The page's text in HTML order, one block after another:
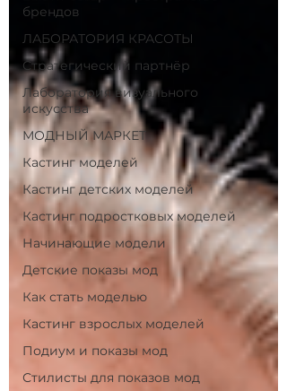
брендов
ЛАБОРАТОРИЯ КРАСОТЫ
Стратегический партнёр
Лаборатория визуального
искусства
МОДНЫЙ МАРКЕТ
Кастинг моделей
Кастинг детских моделей
Кастинг подростковых моделей
Начинающие модели
Детские показы мод
Как стать моделью
Кастинг взрослых моделей
Подиум и показы мод
Стилисты для показов мод